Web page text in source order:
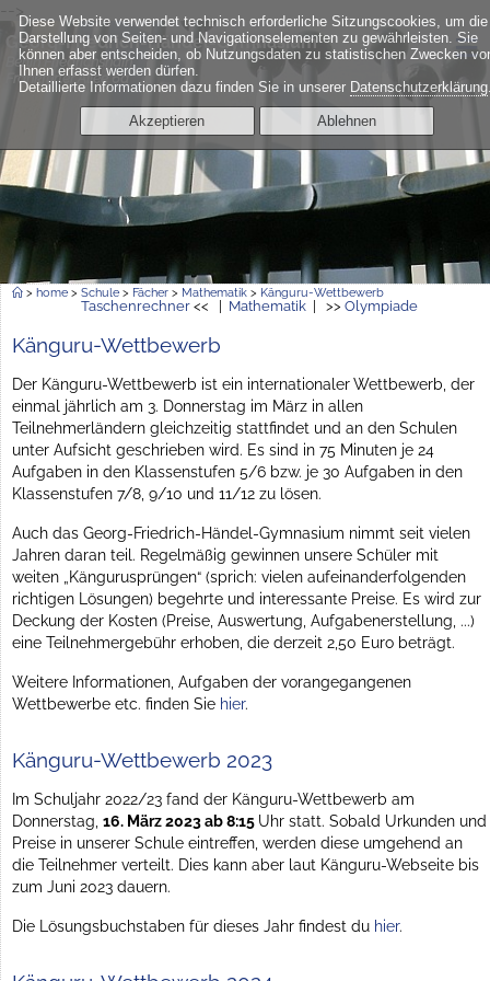
Diese Website verwendet technisch erforderliche Sitzungscookies, um die
Darstellung von Seiten- und Navigationselementen zu gewährleisten. Sie
können aber entscheiden, ob Nutzungsdaten zu statistischen Zwecken
Ihnen erfasst werden dürfen.
Detaillierte Informationen dazu finden Sie in unserer Datenschutzerklärung
Akzeptieren Ablehnen
-->
Georg-Friedrich-Händel-Gymnasium
Berlin Friedrichshain
Frankfurter Allee 6a
≡
> home > Schule > Fächer > Mathematik > Känguru-Wettbewerb
Taschenrechner << | Mathematik | >>Olympiade
Känguru-Wettbewerb
Der Känguru-Wettbewerb ist ein internationaler Wettbewerb, der
einmal jährlich am 3. Donnerstag im März in allen
Teilnehmerländern gleichzeitig stattfindet und an den Schulen
unter Aufsicht geschrieben wird. Es sind in 75 Minuten je 24
Aufgaben in den Klassenstufen 5/6 bzw. je 30 Aufgaben in den
Klassenstufen 7/8, 9/10 und 11/12 zu lösen.
Auch das Georg-Friedrich-Händel-Gymnasium nimmt seit vielen
Jahren daran teil. Regelmäßig gewinnen unsere Schüler mit
weiten „Kängurusprüngen“ (sprich: vielen aufeinanderfolgenden
richtigen Lösungen) begehrte und interessante Preise. Es wird zur
Deckung der Kosten (Preise, Auswertung, Aufgabenerstellung, ...)
eine Teilnehmergebühr erhoben, die derzeit 2,50 Euro beträgt.
Weitere Informationen, Aufgaben der vorangegangenen
Wettbewerbe etc. finden Sie hier.
Känguru-Wettbewerb 2023
Im Schuljahr 2022/23 fand der Känguru-Wettbewerb am
Donnerstag, 16. März 2023 ab 8:15 Uhr statt. Sobald Urkunden und
Preise in unserer Schule eintreffen, werden diese umgehend an
die Teilnehmer verteilt. Dies kann aber laut Känguru-Webseite bis
zum Juni 2023 dauern.
Die Lösungsbuchstaben für dieses Jahr findest du hier.